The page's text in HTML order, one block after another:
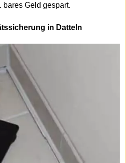
bares Geld gespart.
in Datteln